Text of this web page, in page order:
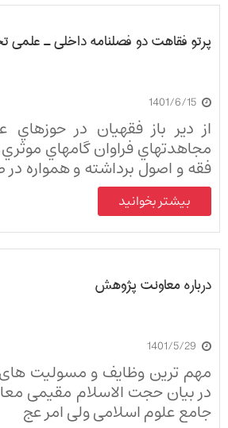
پرتو فقاهت دو فصلنامه داخلي ـ
1401/6/15
از دير باز فقهيان در
مجاهدتهاي فراوان گامهاي
فقه و اصول برداشته و همواره
مسائل پيش روي جامعه خود بودند.
بیشتر بخوانید
درباره معاونت پژوهش
1401/5/29
مهم ترین وظایف و مسولیت
در بیان حجت الاسلام مقیمی
جامع علوم اسلامی ولی امر عج